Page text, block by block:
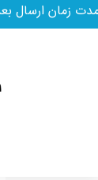
بعد از